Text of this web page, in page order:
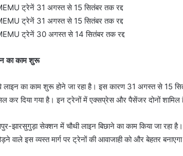
ट्रेनें 31 अगस्त से 15 सितंबर तक रद्द
ट्रेनें 31 अगस्त से 15 सितंबर तक रद्द
ट्रेनें 30 अगस्त से 14 सितंबर तक रद्द
का काम शुरू
लाइन का काम शुरू होने जा रहा है। इस कारण 31 अगस्त से 15
कर दिया गया है। इन ट्रेनों में एक्सप्रेस और पैसेंजर दोनों शामिल
झारसुगुड़ा सेक्शन में चौथी लाइन बिछाने का काम किया जा रहा
वाले इस व्यस्त मार्ग पर ट्रेनों की आवाजाही को और बेहतर